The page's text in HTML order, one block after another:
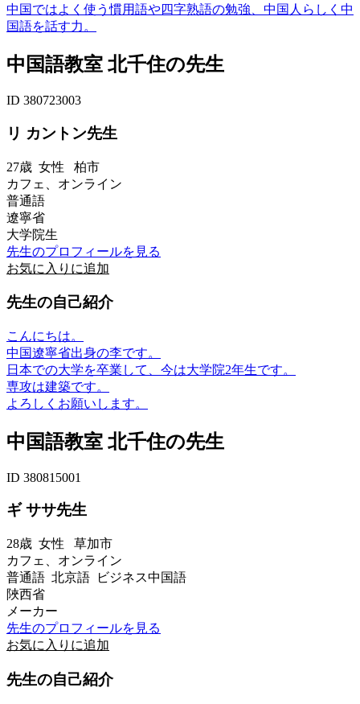
中国ではよく使う慣用語や四字熟語の勉強、中国人らしく中
国語を話す力。
中国語教室 北千住の先生
ID 380723003
リ カントン先生
27歳 女性 柏市
カフェ、オンライン
普通語
遼寧省
大学院生
先生のプロフィールを見る
お気に入りに追加
先生の自己紹介
こんにちは。
中国遼寧省出身の李です。
日本での大学を卒業して、今は大学院2年生です。
専攻は建築です。
よろしくお願いします。
中国語教室 北千住の先生
ID 380815001
ギ ササ先生
28歳 女性 草加市
カフェ、オンライン
普通語 北京語 ビジネス中国語
陜西省
メーカー
先生のプロフィールを見る
お気に入りに追加
先生の自己紹介